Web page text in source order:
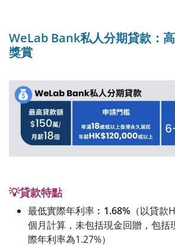
WeLab Bank私人分期貸款：
獎賞
💡貸款特點
最低實際年利率︰ 1.68% （以貸
個月計算，未包括現金回贈，包括
際年利率為1.27%）